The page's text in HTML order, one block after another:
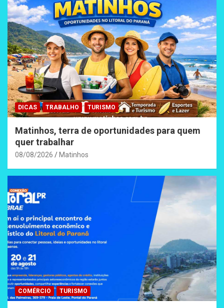
DICAS TRABALHO TURISMO
Matinhos, terra de oportunidades para quem
quer trabalhar
08/08/2026 Matinhos
COMÉRCIO TURISMO